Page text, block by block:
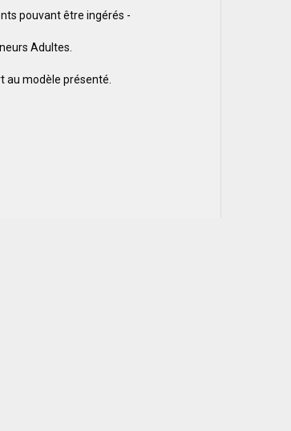
pouvant être ingérés -
Adultes.
au modèle présenté.